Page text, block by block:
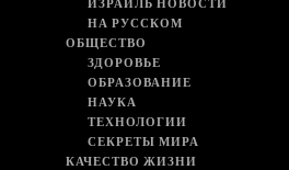
ИЗРАИЛЬ НОВОСТИ
НА РУССКОМ
ОБЩЕСТВО
ЗДОРОВЬЕ
ОБРАЗОВАНИЕ
НАУКА
ТЕХНОЛОГИИ
СЕКРЕТЫ МИРА
КАЧЕСТВО ЖИЗНИ